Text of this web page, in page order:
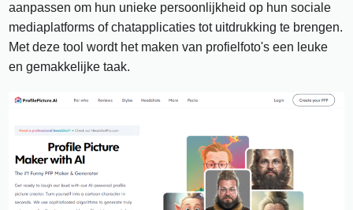
aanpassen om hun unieke persoonlijkheid op hun sociale
mediaplatforms of chatapplicaties tot uitdrukking te brengen.
Met deze tool wordt het maken van profielfoto's een leuke
en gemakkelijke taak.